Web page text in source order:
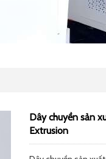
Dây chuyền sản
Extrusion